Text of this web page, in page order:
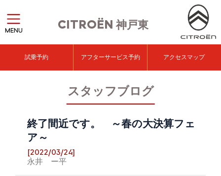
CITROËN神戸東
MENU
試乗予約 アフターサービス予約 アクセスマップ
スタッフブログ
終了間近です。 ～春の大決算フェ
ア～
[2022/03/24]
永井 ー平